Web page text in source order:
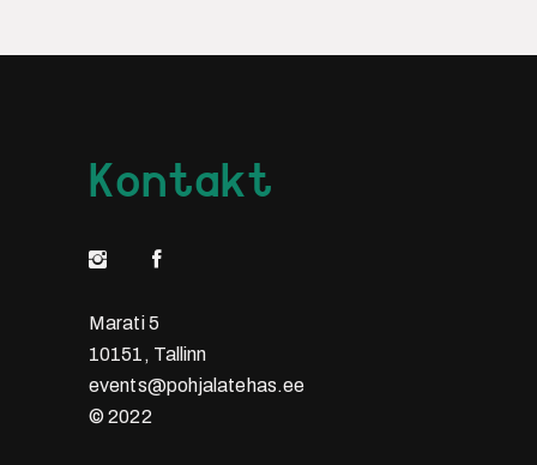
Kontakt
Marati 5
10151, Tallinn
events@pohjalatehas.ee
© 2022